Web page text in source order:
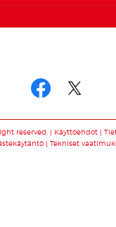
reserved. Käyttöehdot
Tekniset